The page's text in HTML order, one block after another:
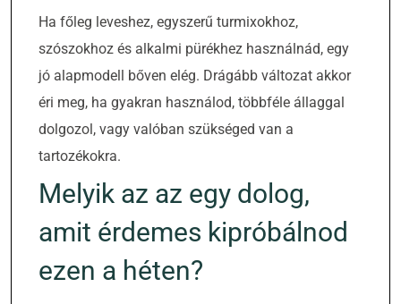
Ha főleg leveshez, egyszerű turmixokhoz,
szószokhoz és alkalmi pürékhez használnád, egy
jó alapmodell bőven elég. Drágább változat akkor
éri meg, ha gyakran használod, többféle állaggal
dolgozol, vagy valóban szükséged van a
tartozékokra.
Melyik az az egy dolog,
amit érdemes kipróbálnod
ezen a héten?